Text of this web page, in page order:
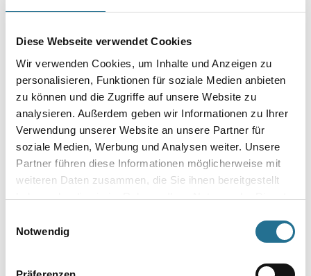
Diese Webseite verwendet Cookies
Wir verwenden Cookies, um Inhalte und Anzeigen zu
personalisieren, Funktionen für soziale Medien anbieten
zu können und die Zugriffe auf unsere Website zu
analysieren. Außerdem geben wir Informationen zu Ihrer
Verwendung unserer Website an unsere Partner für
soziale Medien, Werbung und Analysen weiter. Unsere
Partner führen diese Informationen möglicherweise mit
weiteren Daten zusammen, die Sie ihnen bereitgestellt
haben oder die sie im Rahmen Ihrer Nutzung der Dienste
Notwendig
Gebinde
Umrechnungsfaktoren